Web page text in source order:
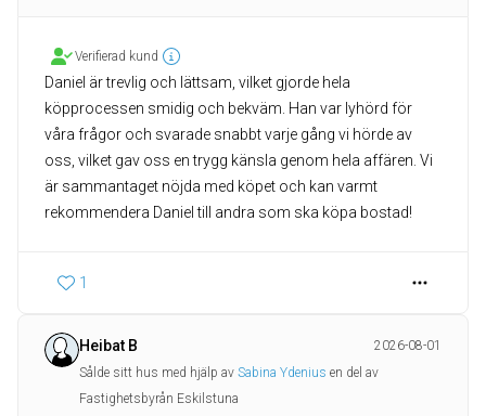
Verifierad kund
Daniel är trevlig och lättsam, vilket gjorde hela
köpprocessen smidig och bekväm. Han var lyhörd för
våra frågor och svarade snabbt varje gång vi hörde av
oss, vilket gav oss en trygg känsla genom hela affären. Vi
är sammantaget nöjda med köpet och kan varmt
rekommendera Daniel till andra som ska köpa bostad!
1
Heibat B
2026-08-01
Sålde sitt hus med hjälp av Sabina Ydenius en del av
Fastighetsbyrån Eskilstuna